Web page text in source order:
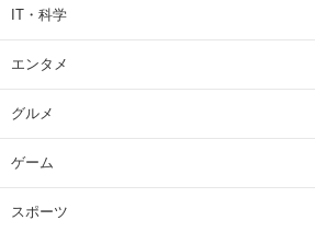
IT・科学
エンタメ
グルメ
ゲーム
スポーツ